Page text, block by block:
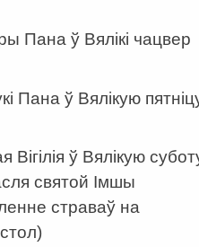
Пана ў Вялікі чацвер
Пана ў Вялікую
Вігілія ў Вялікую
святой Імшы
страваў на